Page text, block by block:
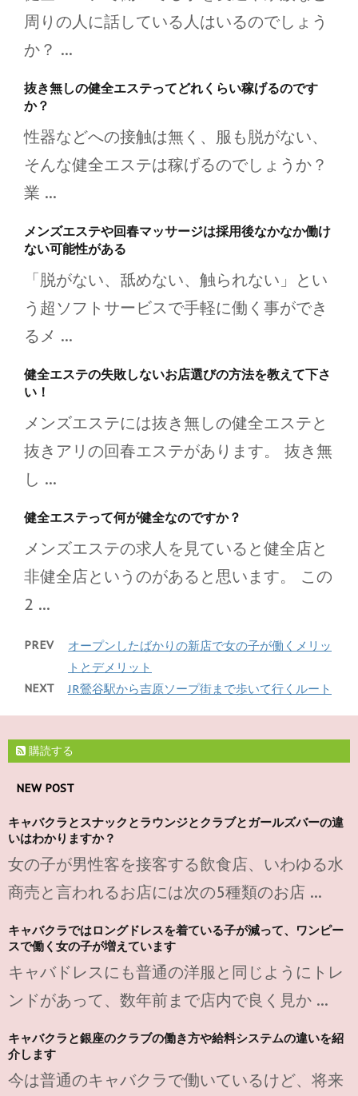
周りの人に話している人はいるのでしょう
か？ ...
抜き無しの健全エステってどれくらい稼げるのです
か？
性器などへの接触は無く、服も脱がない、
そんな健全エステは稼げるのでしょうか？
業 ...
メンズエステや回春マッサージは採用後なかなか働け
ない可能性がある
「脱がない、舐めない、触られない」とい
う超ソフトサービスで手軽に働く事ができ
るメ ...
健全エステの失敗しないお店選びの方法を教えて下さ
い！
メンズエステには抜き無しの健全エステと
抜きアリの回春エステがあります。 抜き無
し ...
健全エステって何が健全なのですか？
メンズエステの求人を見ていると健全店と
非健全店というのがあると思います。 この
2 ...
PREV
オープンしたばかりの新店で女の子が働くメリッ
トとデメリット
NEXT JR鶯谷駅から吉原ソープ街まで歩いて行くルート
購読する
NEW POST
キャバクラとスナックとラウンジとクラブとガールズバーの違
いはわかりますか？
女の子が男性客を接客する飲食店、いわゆる水
商売と言われるお店には次の5種類のお店 ...
キャバクラではロングドレスを着ている子が減って、ワンピー
スで働く女の子が増えています
キャバドレスにも普通の洋服と同じようにトレ
ンドがあって、数年前まで店内で良く見か ...
キャバクラと銀座のクラブの働き方や給料システムの違いを紹
介します
今は普通のキャバクラで働いているけど、将来